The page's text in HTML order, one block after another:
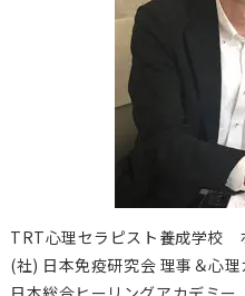
TRT心理セラピスト養成学校
(社) 日本免疫研究会 理事＆心